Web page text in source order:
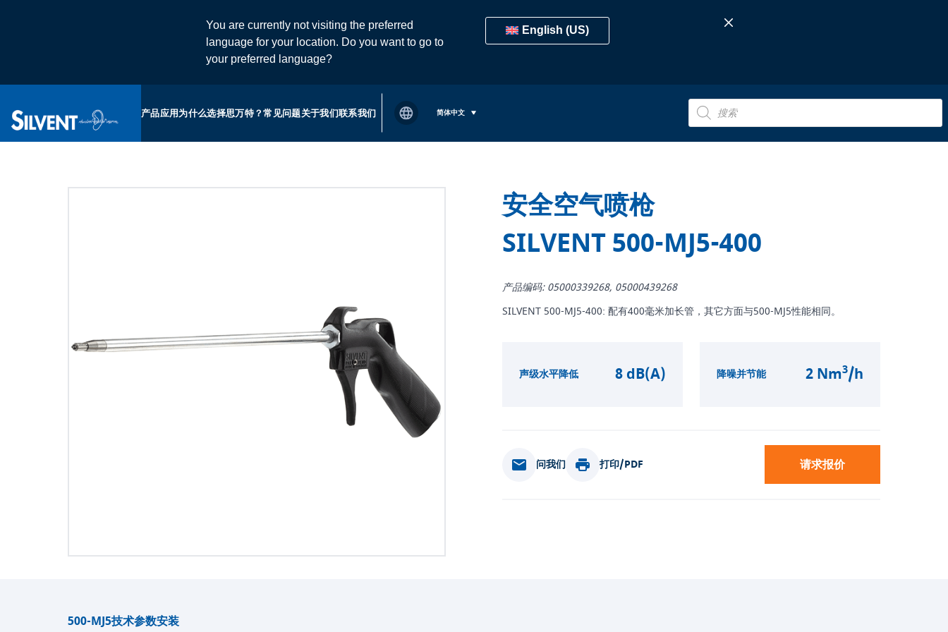
You are currently not visiting the preferred
language for your location. Do you want to go to
your preferred language?
English (US)
产品应用为什么选择思万特？常见问题关于我们联系我们 简体中文
Products
search
安全空气喷枪
SILVENT 500-MJ5-400
产品编码: 05000339268, 05000439268
SILVENT 500-MJ5-400: 配有400毫米加长管，其它方面与500-MJ5性能相同。
声级水平降低 8 dB(A) 降噪并节能 2 Nm3/h
问我们 打印/PDF 请求报价
500-MJ5技术参数安装